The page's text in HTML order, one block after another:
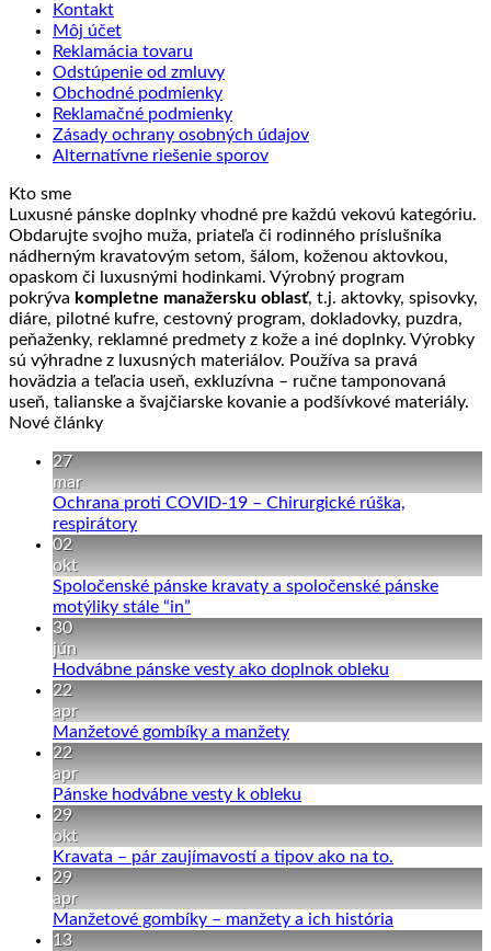
Kontakt
Môj účet
Reklamácia tovaru
Odstúpenie od zmluvy
Obchodné podmienky
Reklamačné podmienky
Zásady ochrany osobných údajov
Alternatívne riešenie sporov
Kto sme
Luxusné pánske doplnky vhodné pre každú vekovú kategóriu.
Obdarujte svojho muža, priateľa či rodinného príslušníka
nádherným kravatovým setom, šálom, koženou aktovkou,
opaskom či luxusnými hodinkami. Výrobný program
pokrýva kompletne manažersku oblasť, t.j. aktovky, spisovky,
diáre, pilotné kufre, cestovný program, dokladovky, puzdra,
peňaženky, reklamné predmety z kože a iné doplnky. Výrobky
sú výhradne z luxusných materiálov. Používa sa pravá
hovädzia a teľacia useň, exkluzívna – ručne tamponovaná
useň, talianske a švajčiarske kovanie a podšívkové materiály.
Nové články
27
mar
Ochrana proti COVID-19 – Chirurgické rúška,
respirátoryŽiadne
Ochrana
proti
–
respirátory
02
okt
Spoločenské pánske kravaty a spoločenské pánske
motýliky stále “in”
Spoločenské
a
motýliky
30
jún
Hodvábne pánske vesty ako doplnok obleku
22
apr
Manžetové gombíky a manžetyŽiadne
Manžetové
manžety
22
apr
Pánske hodvábne vesty k obleku
Pánske
k
29
okt
Kravata – pár zaujímavostí a tipov ako na to.
Kravata
29
apr
Manžetové gombíky – manžety a ich história
13